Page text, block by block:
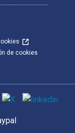
de cookies